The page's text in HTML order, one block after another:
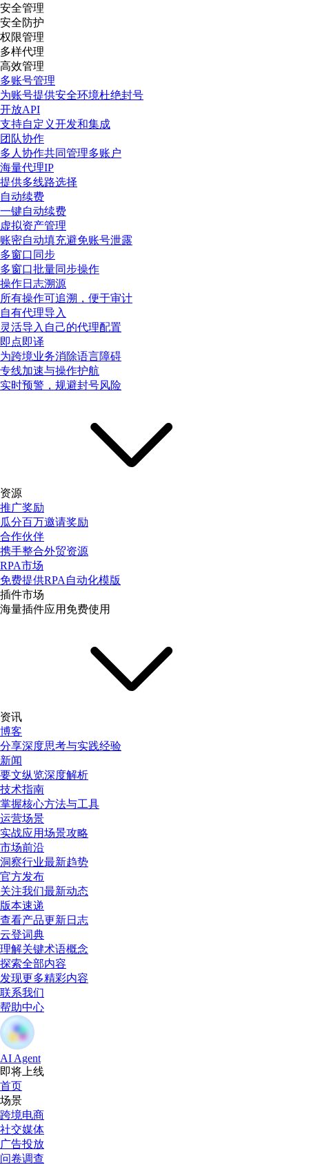
安全管理
安全防护
权限管理
多样代理
高效管理
多账号管理
为账号提供安全环境杜绝封号
开放API
支持自定义开发和集成
团队协作
多人协作共同管理多账户
海量代理IP
提供多线路选择
自动续费
一键自动续费
虚拟资产管理
账密自动填充避免账号泄露
多窗口同步
多窗口批量同步操作
操作日志溯源
所有操作可追溯，便于审计
自有代理导入
灵活导入自己的代理配置
即点即译
为跨境业务消除语言障碍
专线加速与操作护航
实时预警，规避封号风险
资源
推广奖励
瓜分百万邀请奖励
合作伙伴
携手整合外贸资源
RPA市场
免费提供RPA自动化模版
插件市场
海量插件应用免费使用
资讯
博客
分享深度思考与实践经验
新闻
要文纵览深度解析
技术指南
掌握核心方法与工具
运营场景
实战应用场景攻略
市场前沿
洞察行业最新趋势
官方发布
关注我们最新动态
版本速递
查看产品更新日志
云登词典
理解关键术语概念
探索全部内容
发现更多精彩内容
联系我们
帮助中心
AI Agent
即将上线
首页
场景
跨境电商
社交媒体
广告投放
问卷调查